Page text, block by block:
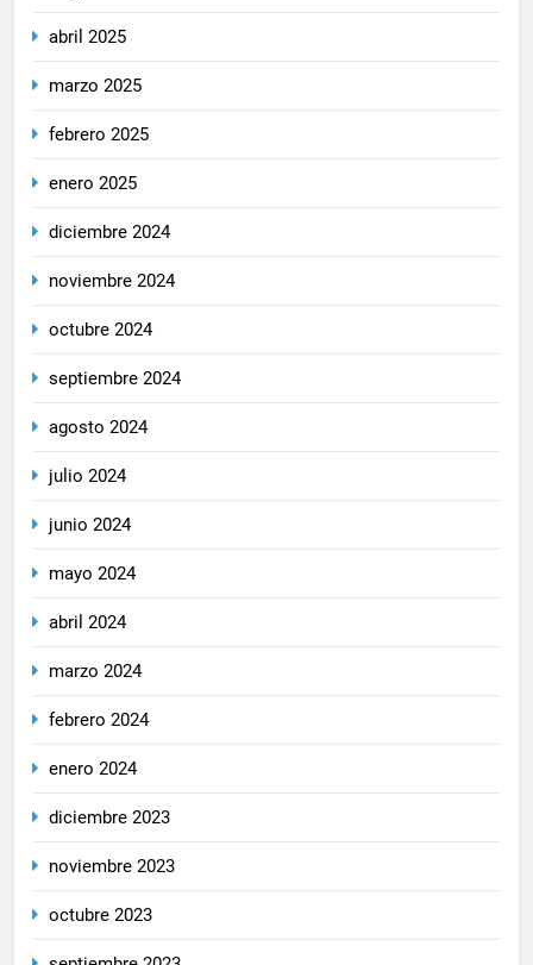
abril 2025
marzo 2025
febrero 2025
enero 2025
diciembre 2024
noviembre 2024
octubre 2024
septiembre 2024
agosto 2024
julio 2024
junio 2024
mayo 2024
abril 2024
marzo 2024
febrero 2024
enero 2024
diciembre 2023
noviembre 2023
octubre 2023